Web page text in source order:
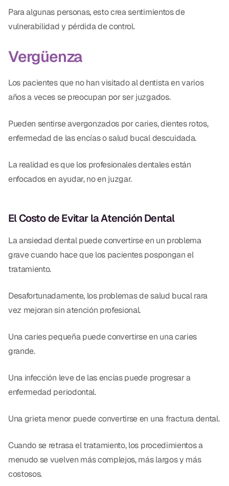
Para algunas personas, esto crea sentimientos de
vulnerabilidad y pérdida de control.
Vergüenza
Los pacientes que no han visitado al dentista en varios
años a veces se preocupan por ser juzgados.
Pueden sentirse avergonzados por caries, dientes rotos,
enfermedad de las encías o salud bucal descuidada.
La realidad es que los profesionales dentales están
enfocados en ayudar, no en juzgar.
El Costo de Evitar la Atención Dental
La ansiedad dental puede convertirse en un problema
grave cuando hace que los pacientes pospongan el
tratamiento.
Desafortunadamente, los problemas de salud bucal rara
vez mejoran sin atención profesional.
Una caries pequeña puede convertirse en una caries
grande.
Una infección leve de las encías puede progresar a
enfermedad periodontal.
Una grieta menor puede convertirse en una fractura dental.
Cuando se retrasa el tratamiento, los procedimientos a
menudo se vuelven más complejos, más largos y más
costosos.